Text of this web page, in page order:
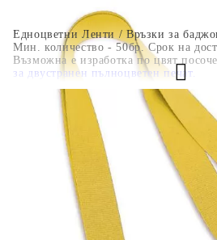
Едноцветни Ленти / Връзки за
Мин. количество - 50бр. Срок на
Възможна е изработка по цвят
за двустранен пълноцветен печат.
802006-55
Оцени продукта